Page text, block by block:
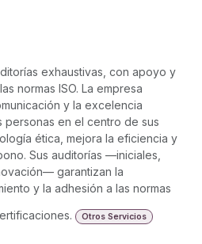
exhaustivas, con apoyo y
normas ISO. La empresa
y la excelencia
personas en el centro de sus
ética, mejora la eficiencia y
Sus auditorías —iniciales,
garantizan la
y la adhesión a las normas
Otros Servicios